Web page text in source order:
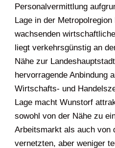
Personalvermittlung
Lage in der
wachsenden
liegt verkehrsgünstig an
Nähe zur
hervorragende Anbindung
Wirtschafts- und
Lage macht Wunstorf
sowohl von der Nähe zu
Arbeitsmarkt als auch von
vernetzten, aber weniger